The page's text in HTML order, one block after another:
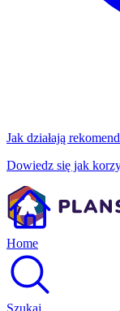
Jak działają
Dowiedz się jak
Home
Szukaj